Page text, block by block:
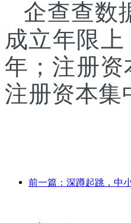
企查查数
成立年限
年；注册
注册资本集